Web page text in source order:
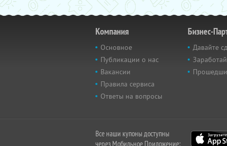
Компания
Основное
Публикации о нас
Вакансии
Правила сервиса
Ответы на вопросы
Бизнес-
Давайте
Все наши купоны доступны
через Мобильное Приложение: